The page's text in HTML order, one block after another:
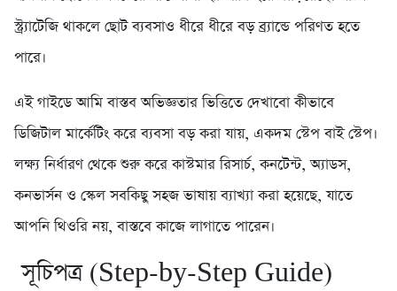
স্ট্র্যাটেজি থাকলে ছোট ব্যবসাও ধীরে ধীরে বড় ব্র্যান্ডে পরিণত হতে
পারে।
এই গাইডে আমি বাস্তব অভিজ্ঞতার ভিত্তিতে দেখাবো কীভাবে
ডিজিটাল মার্কেটিং করে ব্যবসা বড় করা যায়, একদম স্টেপ বাই স্টেপ।
লক্ষ্য নির্ধারণ থেকে শুরু করে কাস্টমার রিসার্চ, কনটেন্ট, অ্যাডস,
কনভার্সন ও স্কেল সবকিছু সহজ ভাষায় ব্যাখ্যা করা হয়েছে, যাতে
আপনি থিওরি নয়, বাস্তবে কাজে লাগাতে পারেন।
সূচিপত্র (Step-by-Step Guide)